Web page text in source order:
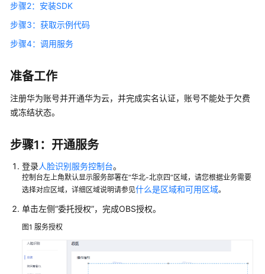
快
速
门
FRS
务
使
简
调
用
API
现
人
步骤2：安装SDK
步骤3：获取示例代码
步骤4：调用服务
准备工作
注册华为账号并开通华为云，并完成实名认证，账号不能处于欠费
或冻结状态。
步骤1：开通服务
登录人脸识别服务控制台。
控制台左上角默认显示服务部署在“华北-北京四”区域，请您根据业务需要
选择对应区域，详细区域说明请参见什么是区域和可用区域。
单击左侧“委托授权”，完成OBS授权。
图1 服务授权